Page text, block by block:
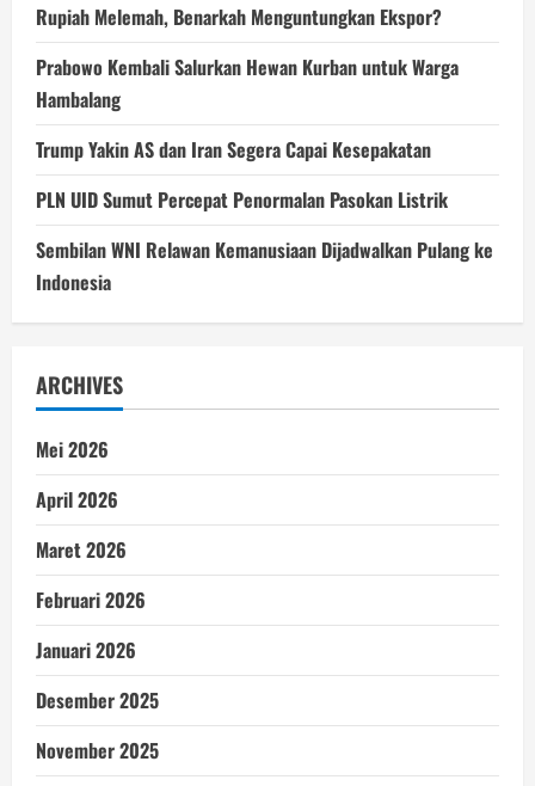
Rupiah Melemah, Benarkah Menguntungkan Ekspor?
Prabowo Kembali Salurkan Hewan Kurban untuk Warga
Hambalang
Trump Yakin AS dan Iran Segera Capai Kesepakatan
PLN UID Sumut Percepat Penormalan Pasokan Listrik
Sembilan WNI Relawan Kemanusiaan Dijadwalkan Pulang ke
Indonesia
ARCHIVES
Mei 2026
April 2026
Maret 2026
Februari 2026
Januari 2026
Desember 2025
November 2025